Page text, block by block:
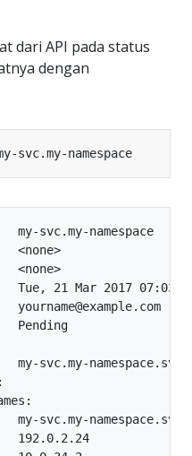
dari API pada status
dengan
svc.my-namespace
Tue, 21 Mar 2017
my-svc.my-
my-svc.my-
192.0.2.24